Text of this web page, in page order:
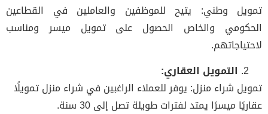
تمويل وطني: يتيح للموظفين والعاملين في القطاعين
الحكومي والخاص الحصول على تمويل ميسر ومناسب
لاحتياجاتهم.
التمويل العقاري:
تمويل شراء منزل: يوفر للعملاء الراغبين في شراء منزل تمويلًا
عقاريًا ميسرًا يمتد لفترات طويلة تصل إلى 30 سنة.